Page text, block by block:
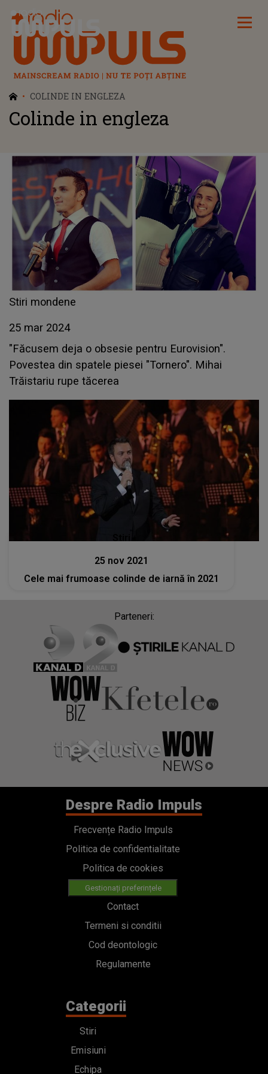
Radio Impuls
COLINDE IN ENGLEZA
Colinde in engleza
Stiri mondene
25 mar 2024
"Făcusem deja o obsesie pentru Eurovision".
Povestea din spatele piesei "Tornero". Mihai
Trăistariu rupe tăcerea
25 nov 2021
Cele mai frumoase colinde de iarnă în 2021
Parteneri:
Despre Radio Impuls
Frecvențe Radio Impuls
Politica de confidentialitate
Politica de cookies
Gestionați preferințele
Contact
Termeni si conditii
Cod deontologic
Regulamente
Categorii
Stiri
Emisiuni
Echipa